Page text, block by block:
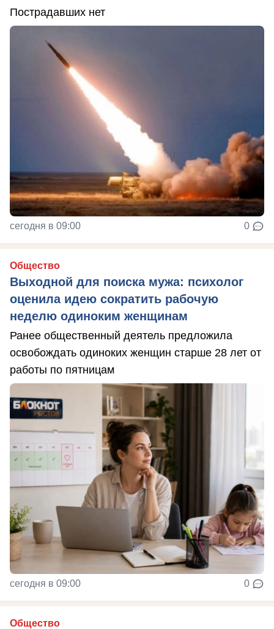
Пострадавших нет
сегодня в 09:00 0
Общество
Выходной для поиска мужа: психолог
оценила идею сократить рабочую
неделю одиноким женщинам
Ранее общественный деятель предложила
освобождать одиноких женщин старше 28 лет от
работы по пятницам
сегодня в 09:00 0
Общество